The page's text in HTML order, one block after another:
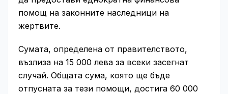
помощ на законните наследници на
жертвите.
Сумата, определена от правителството,
възлиза на 15 000 лева за всеки засегнат
случай. Общата сума, която ще бъде
отпусната за тези помощи, достига 60 000